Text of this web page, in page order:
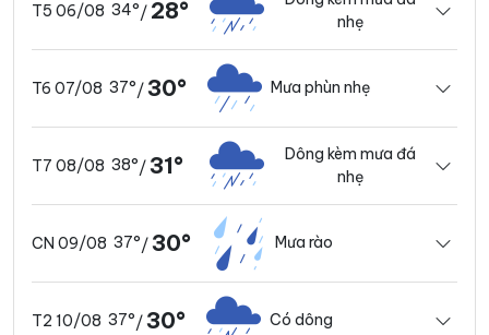
T5 06/08 34°/ 28°
nhẹ
T6 07/08 37°/30° Mưa phùn nhẹ
T7 08/08 38°/31°
Dông kèm mưa đá
nhẹ
CN 09/08 37°/30° Mưa rào
T2 10/08 37°/30° Có dông